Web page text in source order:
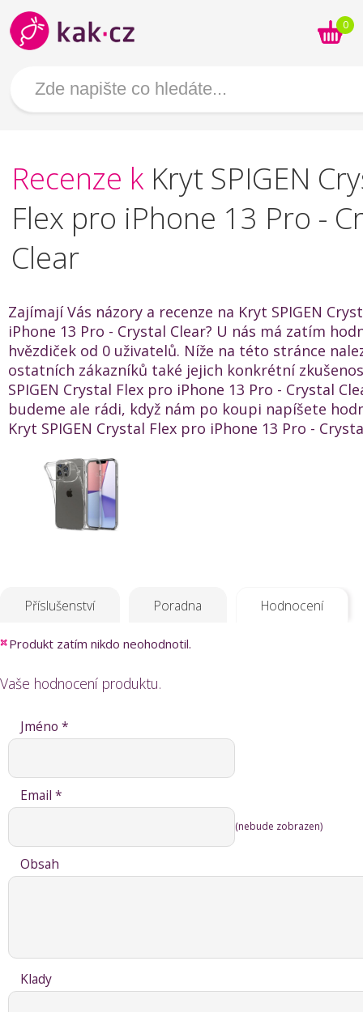
0
Recenze k Kryt SPIGEN
Flex pro iPhone 13 Pro -
Clear
Zajímají Vás názory a recenze na Kryt SPIGEN
iPhone 13 Pro - Crystal Clear? U nás má zatím
hvězdiček od 0 uživatelů. Níže na této stránce
ostatních zákazníků také jejich konkrétní
SPIGEN Crystal Flex pro iPhone 13 Pro - Crystal
budeme ale rádi, když nám po koupi napíšete
Kryt SPIGEN Crystal Flex pro iPhone 13 Pro -
Příslušenství Poradna Hodnocení
Produkt zatím nikdo neohodnotil.
Vaše hodnocení produktu.
Jméno *
Email *
(nebude zobrazen)
Obsah
Klady